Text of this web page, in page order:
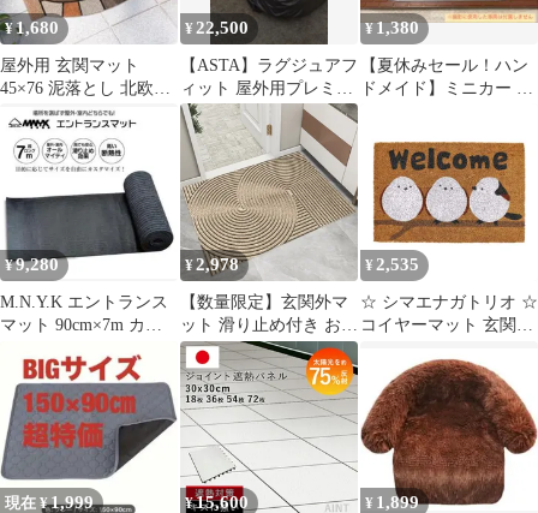
庭 屋内 土足 物置 廊下
用 カーペット M.
e18c5ab3
¥1,680
屋外用 玄関マット
45×76 泥落とし 北欧風
ウェルカム PVC 防滑
防汚
¥22,500
【ASTA】ラグジュアフ
ィット 屋外用プレミア
ム車両ボディカバー
（FL5用）
¥1,380
【夏休みセール！ハン
ドメイド】ミニカー ト
¥9,280
M.N.Y.K エントランス
マット 90cm×7m カッ
¥2,978
【数量限定】玄関外マ
ット 滑り止め付き おし
ゃれ 風水 マット 足拭
きマット 玄関 pvc 水洗
い お手入れ簡単
60×90cm 水や日差しに
強く 砂落とし 泥 屋外
カーキ 室内 北欧 玄関
マット
¥ 2,535
☆ シマエナガトリオ ☆
コイヤーマット 玄関マ
ーマット ドアマット 屋
外 玄関 マット 泥落と
し ココヤシ おしゃれ
かわいい 滑りにくい ベ
ランダ バルコニー お手
入れ 簡単 屋外用ドアマ
ット ラグ ファブリック
現在 ¥1,999 ¥15,600 ¥ 1,899